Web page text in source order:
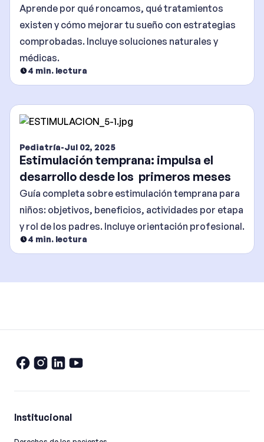
efectivas
Aprende por qué roncamos, qué tratamientos
existen y cómo mejorar tu sueño con estrategias
comprobadas. Incluye soluciones naturales y
médicas.
4 min. lectura
Pediatría-Jul 02, 2025
Estimulación temprana: impulsa el
desarrollo desde los primeros meses
Guía completa sobre estimulación temprana para
niños: objetivos, beneficios, actividades por etapa
y rol de los padres. Incluye orientación profesional.
4 min. lectura
Institucional